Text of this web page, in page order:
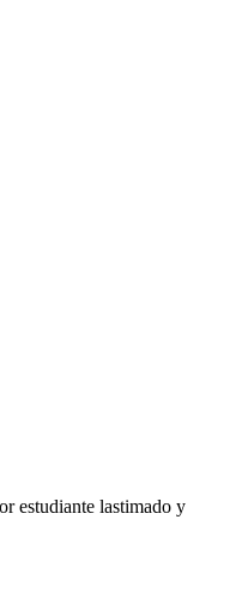
estudiante lastimado y